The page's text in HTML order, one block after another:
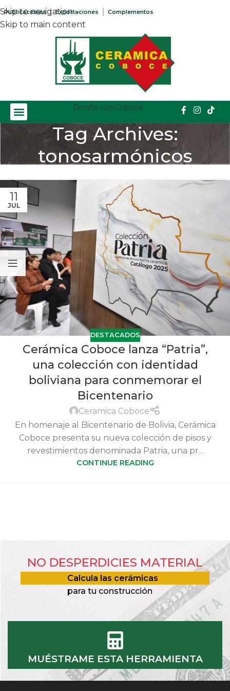
Skip to navigation
Skip to main content
Publicaciones Exportaciones Complementos
Diseña con Coboce
Tag Archives:
tonosarmónicos
11
JUL
DESTACADOS
Cerámica Coboce lanza “Patria”,
una colección con identidad
boliviana para conmemorar el
Bicentenario
Ceramica Coboce
En homenaje al Bicentenario de Bolivia, Cerámica
Coboce presenta su nueva colección de pisos y
revestimientos denominada Patria, una pr...
CONTINUE READING
NO DESPERDICIES MATERIAL
Calcula las cerámicas
para tu construcción
MUÉSTRAME ESTA HERRAMIENTA